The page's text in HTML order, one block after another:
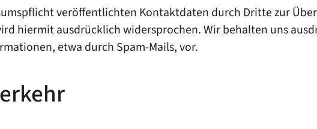
veröffentlichten Kontaktdaten durch Dritte zur
hiermit ausdrücklich widersprochen. Wir behalten uns
etwa durch Spam-Mails, vor.